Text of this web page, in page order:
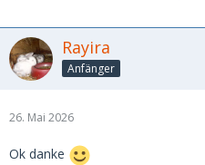
Rayira
Anfänger
26. Mai 2026
Ok danke